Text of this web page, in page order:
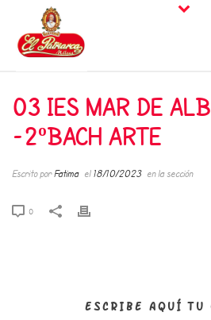
03 IES MAR DE
-2ºBACH ARTE
Escrito porFatima el 18/10/2023 en la sección
0
ESCRIBE AQUÍ TU